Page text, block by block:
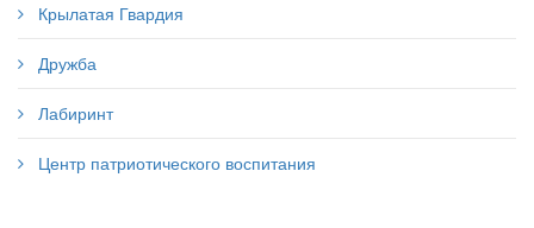
Крылатая Гвардия
Дружба
Лабиринт
Центр патриотического воспитания